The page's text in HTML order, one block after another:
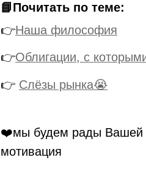
📘Почитать по теме:
👉Наша философия
👉Облигации, с
👉 Слёзы рынка😭
❤️мы будем рады Вашей
мотивация